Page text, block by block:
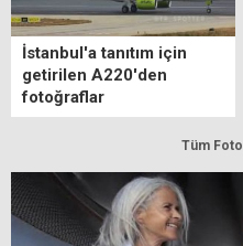
İstanbul'a tanıtım için
getirilen A220'den
fotoğraflar
Tüm